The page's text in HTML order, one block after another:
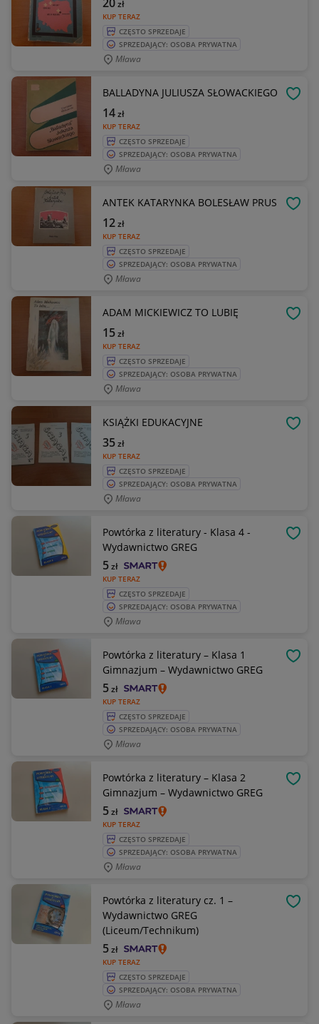
KUP TERAZ
zł
CZĘSTO SPRZEDAJE
SPRZEDAJĄCY: OSOBA PRYWATNA
Mława
BALLADYNA JULIUSZA SŁOWACKIEGO
KUP TERAZ
14zł
CZĘSTO SPRZEDAJE
SPRZEDAJĄCY: OSOBA PRYWATNA
Mława
ANTEK KATARYNKA BOLESŁAW PRUS
KUP TERAZ
12zł
CZĘSTO SPRZEDAJE
SPRZEDAJĄCY: OSOBA PRYWATNA
Mława
ADAM MICKIEWICZ TO LUBIĘ
KUP TERAZ
15zł
CZĘSTO SPRZEDAJE
SPRZEDAJĄCY: OSOBA PRYWATNA
Mława
KSIĄŻKI EDUKACYJNE
KUP TERAZ
35zł
CZĘSTO SPRZEDAJE
SPRZEDAJĄCY: OSOBA PRYWATNA
Mława
Powtórka z literatury - Klasa 4 -
Wydawnictwo GREG
KUP TERAZ
5zł
CZĘSTO SPRZEDAJE
SPRZEDAJĄCY: OSOBA PRYWATNA
Mława
Powtórka z literatury – Klasa 1
Gimnazjum – Wydawnictwo GREG
KUP TERAZ
5zł
CZĘSTO SPRZEDAJE
SPRZEDAJĄCY: OSOBA PRYWATNA
Mława
Powtórka z literatury – Klasa 2
Gimnazjum – Wydawnictwo GREG
KUP TERAZ
5zł
CZĘSTO SPRZEDAJE
SPRZEDAJĄCY: OSOBA PRYWATNA
Mława
Powtórka z literatury cz. 1 –
Wydawnictwo GREG
(Liceum/Technikum)
KUP TERAZ
5zł
CZĘSTO SPRZEDAJE
SPRZEDAJĄCY: OSOBA PRYWATNA
Mława